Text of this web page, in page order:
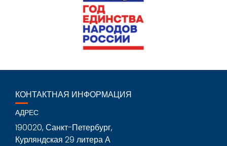
КОНТАКТНАЯ ИНФОРМАЦИЯ
АДРЕС
190020, Санкт-Петербург,
Курляндская 29 литера А